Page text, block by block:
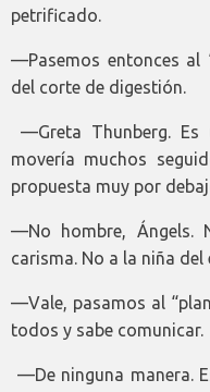
petrificado.
—Pasemos entonces al
del corte de digestión.
—Greta Thunberg.
movería muchos
propuesta muy por
—No hombre, Ángels.
carisma. No a la niña
—Vale, pasamos al
todos y sabe comunicar.
—De ninguna manera.